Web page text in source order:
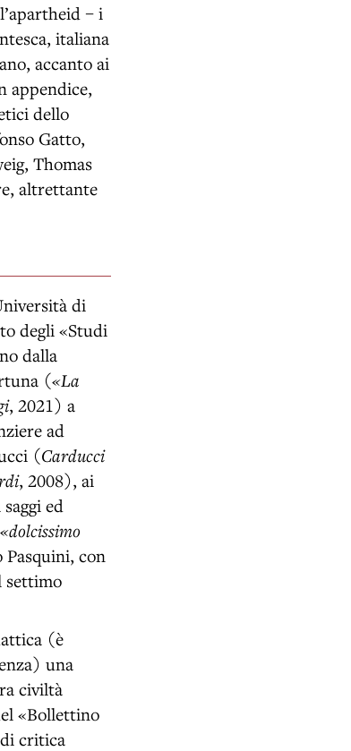
– i
italiana
accanto ai
appendice,
dello
Gatto,
Thomas
altrettante
di
degli «Studi
dalla
(«La
, 2021) a
ad
(Carducci
, 2008), ai
ed
con
settimo
(è
una
civiltà
«Bollettino
critica